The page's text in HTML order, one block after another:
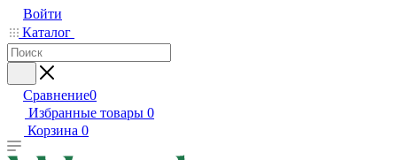
Войти
Каталог
Сравнение0
Избранные товары 0
Корзина 0